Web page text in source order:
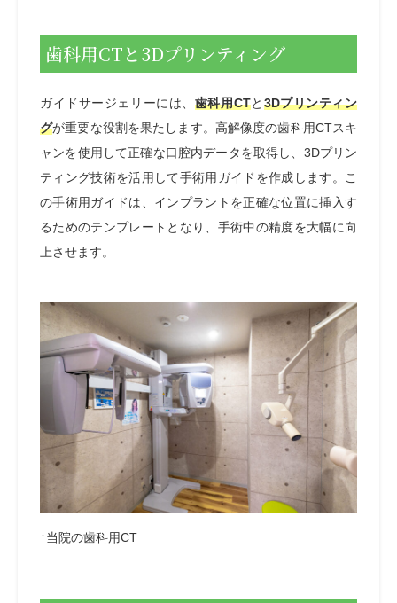
歯科用CTと3Dプリンティング
ガイドサージェリーには、 歯科用CTと 3Dプリンティン
グが重要な役割を果たします。高解像度の歯科用CTスキ
ャンを使用して正確な口腔内データを取得し、3Dプリン
ティング技術を活用して手術用ガイドを作成します。こ
の手術用ガイドは、インプラントを正確な位置に挿入す
るためのテンプレートとなり、手術中の精度を大幅に向
上させます。
↑当院の歯科用CT